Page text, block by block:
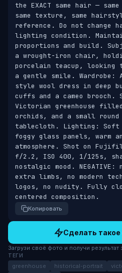
the EXACT same hair —
same texture, same
reference. Do not change
lighting condition.
proportions and build.
a wrought-iron chair,
porcelain teacup, looking
a gentle smile. Wardrobe:
style wool dress in deep
cuffs and a cameo brooch.
Victorian greenhouse
orchids, and a small
tablecloth. Lighting: Soft
foggy glass panels, warm
atmosphere. Shot on
f/2.2, ISO 400, 1/125s,
nostalgic mood.
extra limbs, no modern
logos, no nudity. Fully
centered composition.
Копировать
Сделать такое
Загрузи своё фото и получи результат
ТЕГИ
greenhouse historical-portrait